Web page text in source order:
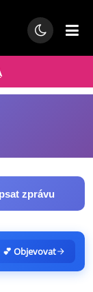
zprávu
💕 Objevovat